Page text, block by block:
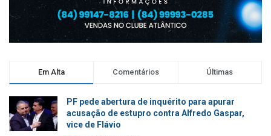
Em Alta Comentários Últimas
PF pede abertura de inquérito para apurar
acusação de estupro contra Alfredo Gaspar,
vice de Flávio